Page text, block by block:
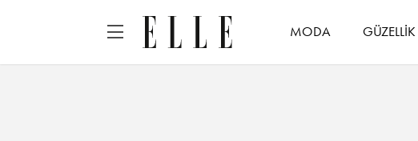
MODA GÜZELLİK